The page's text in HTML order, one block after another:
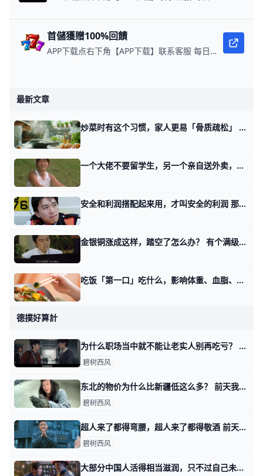
首儲獲贈100%回饋
APP下载点右下角【APP下载】联系客服 每日更新可用链接 每日保底獎池10,000美金
最新文章
炒菜时有这个习惯，家人更易「骨质疏松」 钙是国人最容易缺乏的营养素之一，为了补钙，不少人花费心思：晒太阳、吃钙剂、喝骨头汤。 遗憾的是，很多家庭都有的一个炒菜习惯，不仅让钙补不进去，
一个大佬不要留学生，另一个亲自送外卖，还能好好就业么？ 事情过去好些天了，一直有读者留言，让我聊聊两位企业主各自掀起的热搜。 一个做制造业的企业主，言谈之间对留学生群体污名化，而且扬言，她的企业不收
安全和利润搭配起来用，才叫安全的利润 那天我讲，五个影响你一辈子的思维误区。 有读者看了第一个火鸡误区之后，留言问我，塔勒布，他是不是发明了一种投资策略？ NO，塔勒布发明的不是一种
金银铜涨成这样，踏空了怎么办？ 有个满级读者，他当然是看过我1月2号关于金属观点的，那次我第一部分就专门讲了主要金属。 金银铜铝锌锡，一季度走完了，除了个别的，都走得非常猛。
吃饭「第一口」吃什么，影响体重、血脂、血糖 很多人会在意每顿吃什么，却往往忽视进食的顺序，同一种食物，在一顿饭的开头吃还是结尾吃，对人体都有可能产生影响。 如何找到适合自己的用餐顺序。 调
德撲好算計
为什么职场当中就不能让老实人别再吃亏？ 昨天有读者看了我写的，这年头到底该怎么赚钱。 看到我提到的其中两个名词儿，耗材型工作与表演型工作，留言跟我说，他推荐我去看一本电影。 三年前上映
碧树西风
东北的物价为什么比新疆低这么多？ 前天我写，这年头该怎么赚钱时，有不少读者留言问我说，不同地域的赚钱难易。 有人提到了中美对比，也有人提到了国内的沿海与内陆，北方与南方。 我是这
碧树西风
超人来了都得弯腰，超人来了都得敬酒 前天我写，这年头该怎么赚钱时，提到一种工作岗位叫做表演型。 有读者留言跟我说，有本电影很好看，不亚于多年前的神剧，人民的名义。 电影里有个县长叫
碧树西风
大部分中国人活得相当滋润，只不过自己未必知道 那天我写，这年头该怎么赚钱时，通过留言，看到了不少读者不甘心的情绪。 所谓的不甘心，大都属于那天四个类型里面的前三类，想要换一类。 好比耗材型的